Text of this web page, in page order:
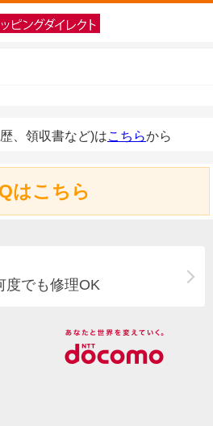
、領収書など)はこちらから
はこちら
度でも修理OK